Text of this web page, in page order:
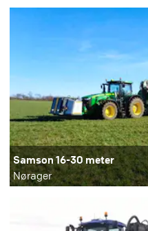
Samson 16-30 meter
Nørager